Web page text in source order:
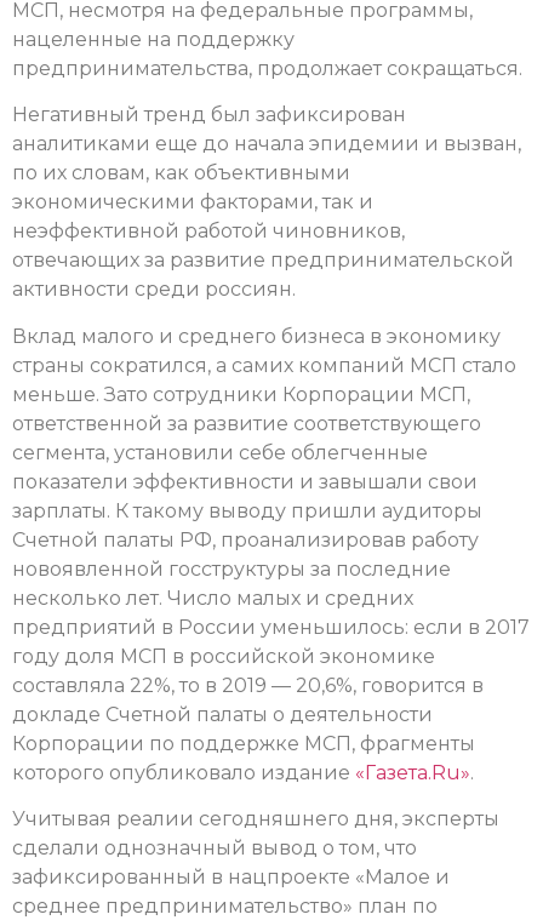
МСП, несмотря на федеральные программы,
нацеленные на поддержку
предпринимательства, продолжает сокращаться.
Негативный тренд был зафиксирован
аналитиками еще до начала эпидемии и вызван,
по их словам, как объективными
экономическими факторами, так и
неэффективной работой чиновников,
отвечающих за развитие предпринимательской
активности среди россиян.
Вклад малого и среднего бизнеса в экономику
страны сократился, а самих компаний МСП стало
меньше. Зато сотрудники Корпорации МСП,
ответственной за развитие соответствующего
сегмента, установили себе облегченные
показатели эффективности и завышали свои
зарплаты. К такому выводу пришли аудиторы
Счетной палаты РФ, проанализировав работу
новоявленной госструктуры за последние
несколько лет. Число малых и средних
предприятий в России уменьшилось: если в 2017
году доля МСП в российской экономике
составляла 22%, то в 2019 — 20,6%, говорится в
докладе Счетной палаты о деятельности
Корпорации по поддержке МСП, фрагменты
которого опубликовало издание «Газета.Ru».
Учитывая реалии сегодняшнего дня, эксперты
сделали однозначный вывод о том, что
зафиксированный в нацпроекте «Малое и
среднее предпринимательство» план по